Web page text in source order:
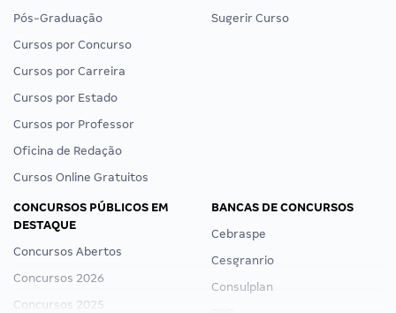
Pós-Graduação
Cursos por Concurso
Cursos por Carreira
Cursos por Estado
Cursos por Professor
Oficina de Redação
Cursos Online Gratuitos
Sugerir Curso
CONCURSOS PÚBLICOS EM
DESTAQUE
Concursos Abertos
Concursos 2026
Concursos 2025
BANCAS DE CONCURSOS
Cebraspe
Cesgranrio
Consulplan